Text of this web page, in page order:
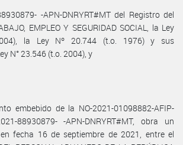
-APN-DNRYRT#MT del Registro del
EMPLEO Y SEGURIDAD SOCIAL, la Ley
la Ley Nº 20.744 (t.o. 1976) y sus
N° 23.546 (t.o. 2004), y
embebido de la NO-2021-01098882-AFIP-
88930879- -APN-DNRYRT#MT, obra un
fecha 16 de septiembre de 2021, entre el